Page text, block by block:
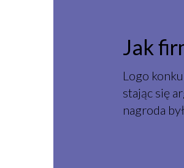
Jak
Logo
stając się
nagroda